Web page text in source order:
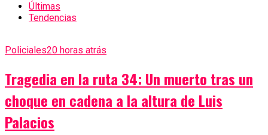
Últimas
Tendencias
Policiales20 horas atrás
Tragedia en la ruta 34: Un muerto tras un
choque en cadena a la altura de Luis
Palacios